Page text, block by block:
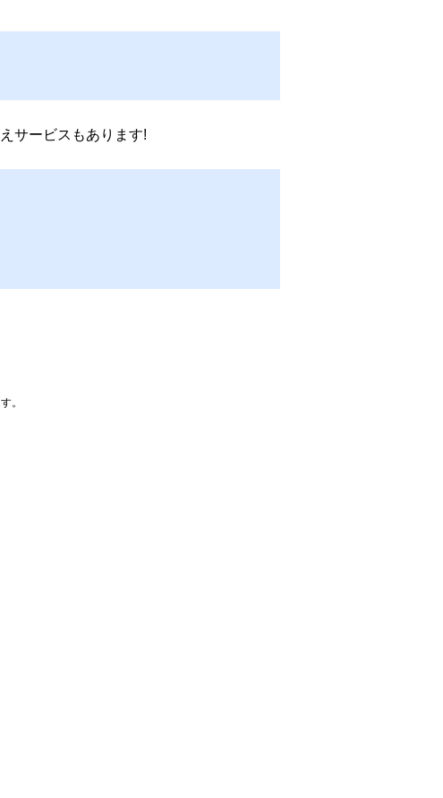
サービスもあります!
。